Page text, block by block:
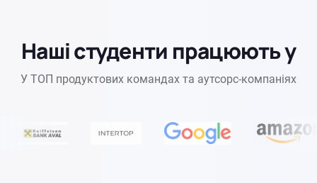
Наші студенти працюють у
У ТОП продуктових командах та аутсорс-компаніях